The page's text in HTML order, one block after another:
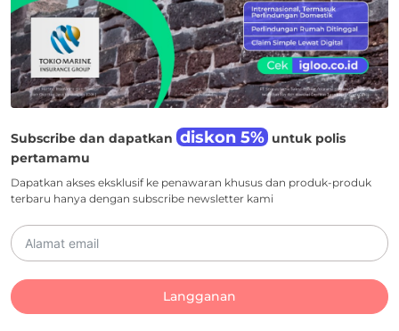
Subscribe dan dapatkan diskon 5% untuk polis
pertamamu
Dapatkan akses eksklusif ke penawaran khusus dan produk-produk
terbaru hanya dengan subscribe newsletter kami
Langganan